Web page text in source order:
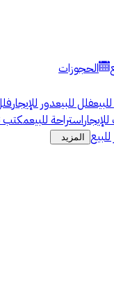
الحجوزات
فلل للبيعدور للإيجار
استراحة للبيعمكتب
المزيد